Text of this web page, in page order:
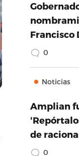
Francisco
0
Noticias
Amplian
de
0